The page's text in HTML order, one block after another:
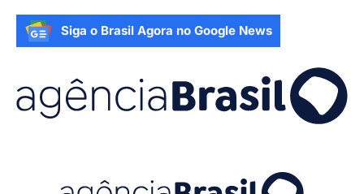
Siga o Brasil Agora no Google News